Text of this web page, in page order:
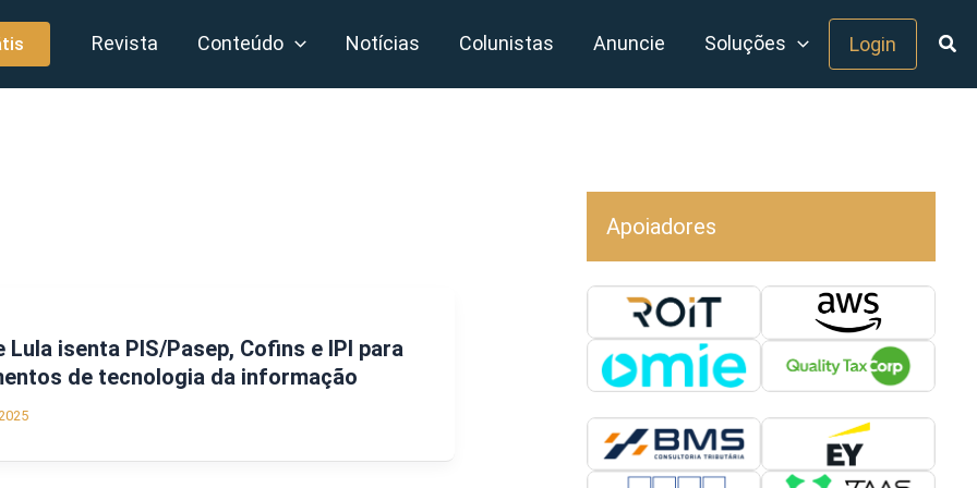
Revista Conteúdo Notícias Colunistas Anuncie Soluções Login
Lula isenta PIS/Pasep, Cofins e IPI para
de tecnologia da informação
Apoiadores